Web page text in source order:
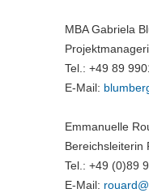
MBA Gabriela
Tel.: +49 89
E-Mail:
Emmanuelle
Bereichsleiterin
Tel.: +49 (0)89
E-Mail: rouard@